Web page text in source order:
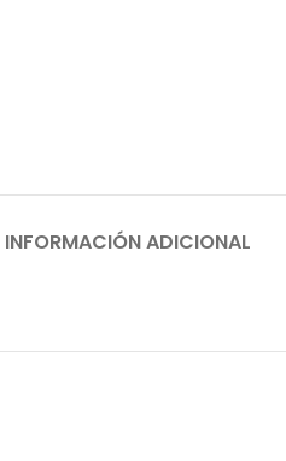
INFORMACIÓN ADICIONAL